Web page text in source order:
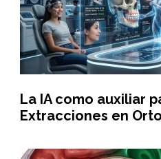
La IA como auxiliar
Extracciones en